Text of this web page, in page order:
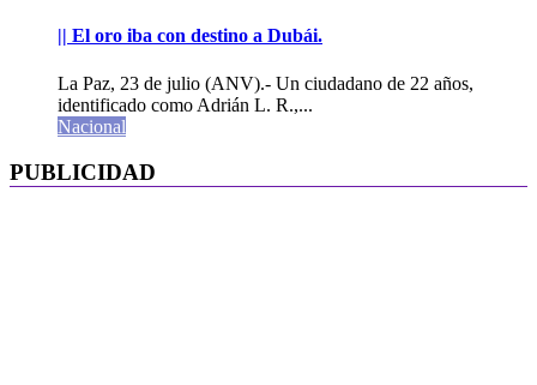
|| El oro iba con destino a Dubái.
La Paz, 23 de julio (ANV).- Un ciudadano de 22 años,
identificado como Adrián L. R.,...
Nacional
PUBLICIDAD